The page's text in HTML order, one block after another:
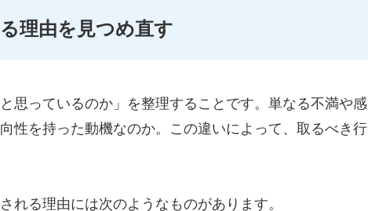
理由を見つめ直す
思っているのか」を整理することです。単なる不満や感
性を持った動機なのか。この違いによって、取るべき行
れる理由には次のようなものがあります。